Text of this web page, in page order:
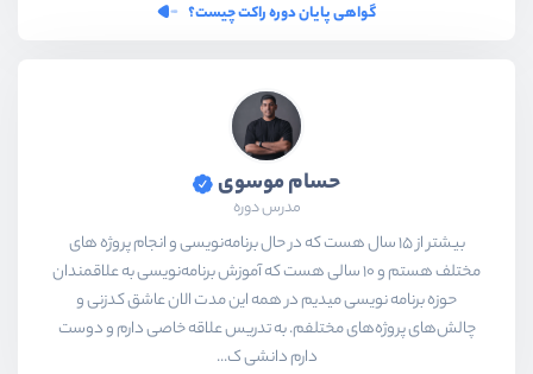
گواهی پایان دوره راکت چیست؟
حسام موسوی
مدرس دوره
بیشتر از ۱۵ سال هست که در حال برنامه‌نویسی و انجام پروژه های
مختلف هستم و ۱۰ سالی هست که آموزش برنامه‌نویسی به علاقمندان
حوزه برنامه نویسی میدیم در همه این مدت الان عاشق کدزنی و
چالش‌های پروژه‌های مختلفم. به تدریس علاقه خاصی دارم و دوست
دارم دانشی ک...